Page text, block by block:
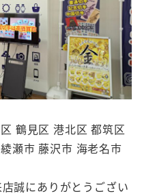
鶴見区 港北区 都筑区
瀬市 藤沢市 海老名市
誠にありがとうござい